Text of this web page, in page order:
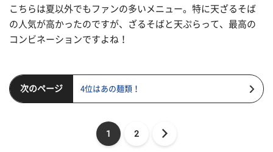
こちらは夏以外でもファンの多いメニュー。特に天ざるそば
の人気が高かったのですが、ざるそばと天ぷらって、最高の
コンビネーションですよね！
次のページ 4位はあの麺類！
1 2